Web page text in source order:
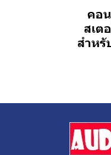
คอ
สเต
สำหรั